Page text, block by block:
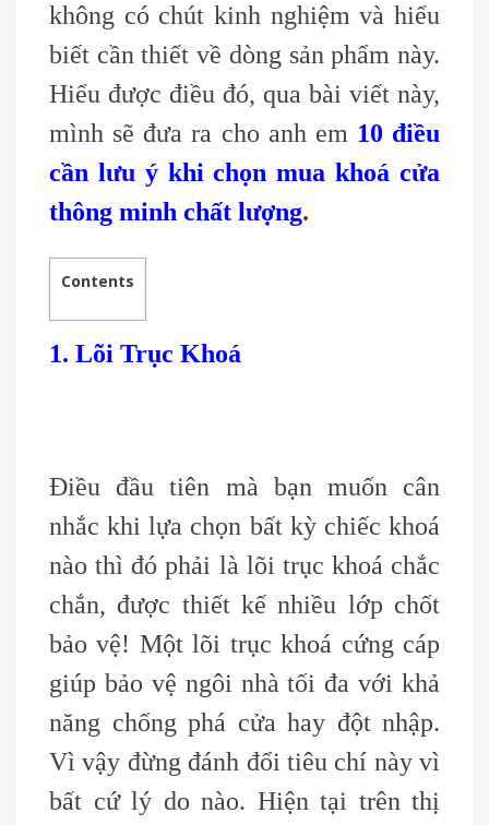
không có chút kinh nghiệm và hiểu
biết cần thiết về dòng sản phẩm này.
Hiểu được điều đó, qua bài viết này,
mình sẽ đưa ra cho anh em 10 điều
cần lưu ý khi chọn mua khoá cửa
thông minh chất lượng.
Contents
1. Lõi Trục Khoá
Điều đầu tiên mà bạn muốn cân
nhắc khi lựa chọn bất kỳ chiếc khoá
nào thì đó phải là lõi trục khoá chắc
chắn, được thiết kế nhiều lớp chốt
bảo vệ! Một lõi trục khoá cứng cáp
giúp bảo vệ ngôi nhà tối đa với khả
năng chống phá cửa hay đột nhập.
Vì vậy đừng đánh đổi tiêu chí này vì
bất cứ lý do nào. Hiện tại trên thị